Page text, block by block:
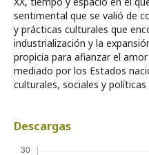
sentimental que se valió de
y prácticas culturales que
industrialización y la
propicia para afianzar el
mediado por los Estados
culturales, sociales y políticas
Descargas